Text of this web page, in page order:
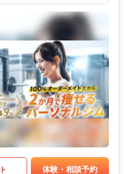
体験・相談予約